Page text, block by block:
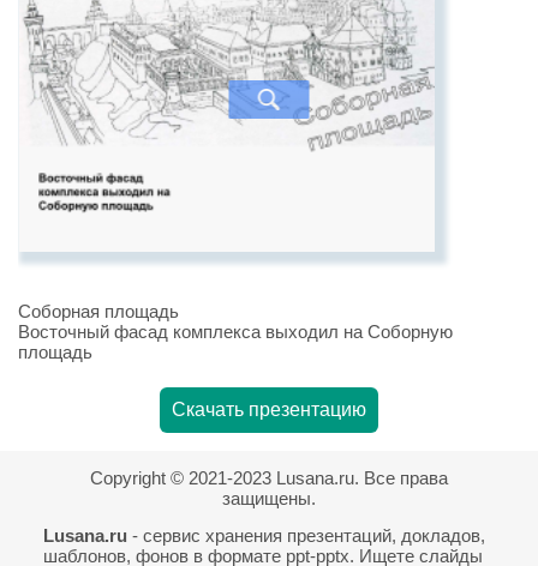
Соборная площадь
Восточный фасад комплекса выходил на Соборную
площадь
Скачать презентацию
Copyright © 2021-2023 Lusana.ru. Все права
защищены.
Lusana.ru - сервис хранения презентаций, докладов,
шаблонов, фонов в формате ppt-pptx. Ищете слайды